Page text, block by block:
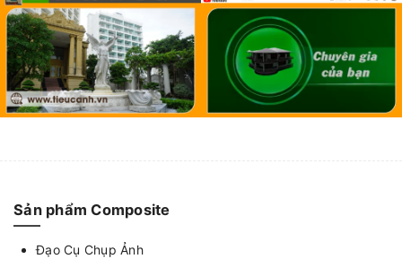
Sản phẩm Composite
Đạo Cụ Chụp Ảnh